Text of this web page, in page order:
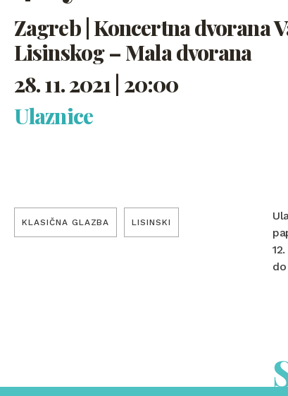
Zagreb | Koncertna dvorana
Lisinskog – Mala dvorana
28. 11. 2021 | 20:00
Ulaznice
KLASIČNA GLAZBA LISINSKI